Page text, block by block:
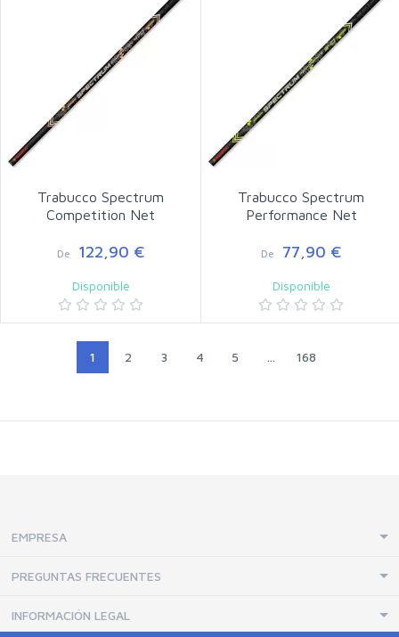
Trabucco Spectrum
Competition Net
De 122,90 €
Disponible
Trabucco Spectrum
Performance Net
De 77,90 €
Disponible
1 2 3 4 5 ... 168
EMPRESA
PREGUNTAS FRECUENTES
INFORMACIÓN LEGAL